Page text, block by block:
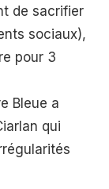
de sacrifier
sociaux),
pour 3
Bleue a
qui